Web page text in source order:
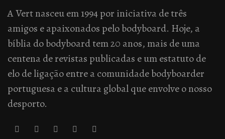
A Vert nasceu em 1994 por iniciativa de três
amigos e apaixonados pelo bodyboard. Hoje, a
bíblia do bodyboard tem 20 anos, mais de uma
centena de revistas publicadas e um estatuto de
elo de ligação entre a comunidade bodyboarder
portuguesa e a cultura global que envolve o nosso
desporto.